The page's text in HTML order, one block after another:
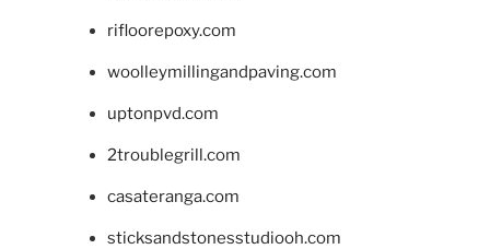
rifloorepoxy.com
woolleymillingandpaving.com
uptonpvd.com
2troublegrill.com
casateranga.com
sticksandstonesstudiooh.com